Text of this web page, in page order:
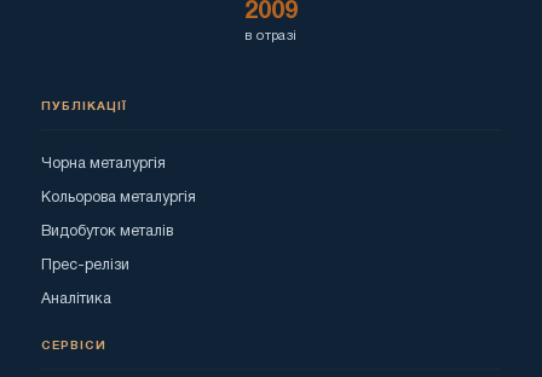
2009
в отразі
ПУБЛІКАЦІЇ
Чорна металургія
Кольорова металургія
Видобуток металів
Прес-релізи
Аналітика
СЕРВІСИ